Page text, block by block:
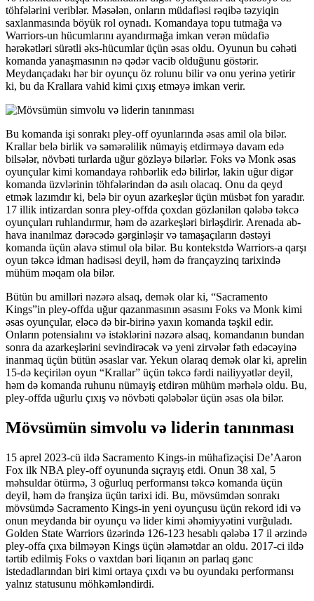
töhfələrini veriblər. Məsələn, onların müdafiəsi rəqibə təzyiqin
saxlanmasında böyük rol oynadı. Komandaya topu tutmağa və
Warriors-un hücumlarını ayandırmağa imkan verən müdafiə
hərəkətləri sürətli əks-hücumlar üçün əsas oldu. Oyunun bu cəhəti
komanda yanaşmasının nə qədər vacib olduğunu göstərir.
Meydançadakı hər bir oyunçu öz rolunu bilir və onu yerinə yetirir
ki, bu da Krallara vahid kimi çıxış etməyə imkan verir.
Bu komanda işi sonrakı pley-off oyunlarında əsas amil ola bilər.
Krallar belə birlik və səmərəlilik nümayiş etdirməyə davam edə
bilsələr, növbəti turlarda uğur gözləyə bilərlər. Foks və Monk əsas
oyunçular kimi komandaya rəhbərlik edə bilirlər, lakin uğur digər
komanda üzvlərinin töhfələrindən də asılı olacaq. Onu da qeyd
etmək lazımdır ki, belə bir oyun azarkeşlər üçün müsbət fon yaradır.
17 illik intizardan sonra pley-offda çoxdan gözlənilən qələbə təkcə
oyunçuları ruhlandırmır, həm də azarkeşləri birləşdirir. Arenada ab-
hava inanılmaz dərəcədə gərginləşir və tamaşaçıların dəstəyi
komanda üçün əlavə stimul ola bilər. Bu kontekstdə Warriors-a qarşı
oyun təkcə idman hadisəsi deyil, həm də françayzinq tarixində
mühüm məqam ola bilər.
Bütün bu amilləri nəzərə alsaq, demək olar ki, “Sacramento
Kings”in pley-offda uğur qazanmasının əsasını Foks və Monk kimi
əsas oyunçular, eləcə də bir-birinə yaxın komanda təşkil edir.
Onların potensialını və istəklərini nəzərə alsaq, komandanın bundan
sonra da azarkeşlərini sevindirəcək və yeni zirvələr fəth edəcəyinə
inanmaq üçün bütün əsaslar var. Yekun olaraq demək olar ki, aprelin
15-də keçirilən oyun “Krallar” üçün təkcə fərdi nailiyyətlər deyil,
həm də komanda ruhunu nümayiş etdirən mühüm mərhələ oldu. Bu,
pley-offda uğurlu çıxış və növbəti qələbələr üçün əsas ola bilər.
Mövsümün simvolu və liderin tanınması
15 aprel 2023-cü ildə Sacramento Kings-in mühafizəçisi De’Aaron
Fox ilk NBA pley-off oyununda sıçrayış etdi. Onun 38 xal, 5
məhsuldar ötürmə, 3 oğurluq performansı təkcə komanda üçün
deyil, həm də franşiza üçün tarixi idi. Bu, mövsümdən sonrakı
mövsümdə Sacramento Kings-in yeni oyunçusu üçün rekord idi və
onun meydanda bir oyunçu və lider kimi əhəmiyyətini vurğuladı.
Golden State Warriors üzərində 126-123 hesablı qələbə 17 il ərzində
pley-offa çıxa bilməyən Kings üçün əlamətdar an oldu. 2017-ci ildə
tərtib edilmiş Foks o vaxtdan bəri liqanın ən parlaq gənc
istedadlarından biri kimi ortaya çıxdı və bu oyundakı performansı
yalnız statusunu möhkəmləndirdi.